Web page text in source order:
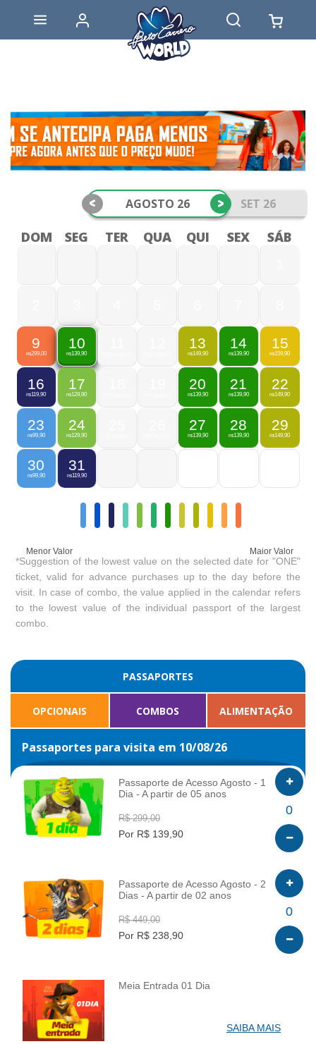
AGOSTO 26 SET 26
< >
DOM SEG TER QUA QUI SEX SÁB
9
R$299,00
10
R$139,90
13
R$149,90
14
R$139,90
15
R$159,90
16
R$119,90
17
R$129,90
20
R$139,90
21
R$139,90
22
R$149,90
23
R$99,90
24
R$129,90
27
R$139,90
28
R$139,90
29
R$149,90
30
R$99,90
31
R$119,90
Menor Valor Maior Valor
*Suggestion of the lowest value on the selected date for "ONE"
ticket, valid for advance purchases up to the day before the
visit. In case of combo, the value applied in the calendar refers
to the lowest value of the individual passport of the largest
combo.
PASSAPORTES
OPCIONAIS COMBOS ALIMENTAÇÃO
Passaportes para visita em 10/08/26
INFO
Passaporte de Acesso Agosto - 1
Dia - A partir de 05 anos
R$ 299,00
Por R$ 139,90
0
INFO
Passaporte de Acesso Agosto - 2
Dias - A partir de 02 anos
R$ 449,00
Por R$ 238,90
0
INFO
Meia Entrada 01 Dia
SAIBA MAIS